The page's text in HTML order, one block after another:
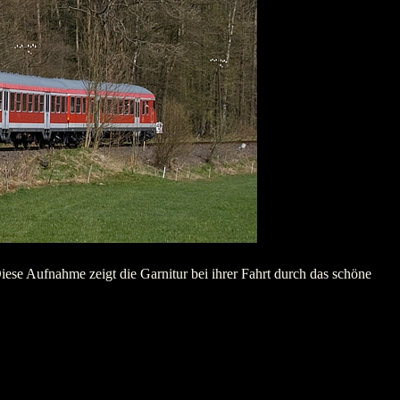
Aufnahme zeigt die Garnitur bei ihrer Fahrt durch das schöne